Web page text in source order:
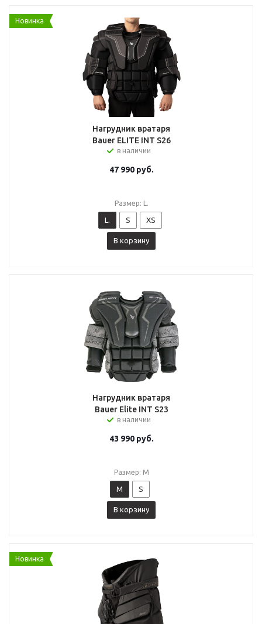
Новинка
Нагрудник вратаря
Bauer ELITE INT S26
в наличии
47 990руб.
Размер: L.
L. S XS
В корзину
Нагрудник вратаря
Bauer Elite INT S23
в наличии
43 990руб.
Размер: M
M S
В корзину
Новинка